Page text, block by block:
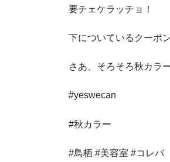
要チェケラッチョ！
下についているクーポ
さあ、そろそろ秋カラ
#yeswecan
#秋カラー
#鳥栖 #美容室 #コレバ